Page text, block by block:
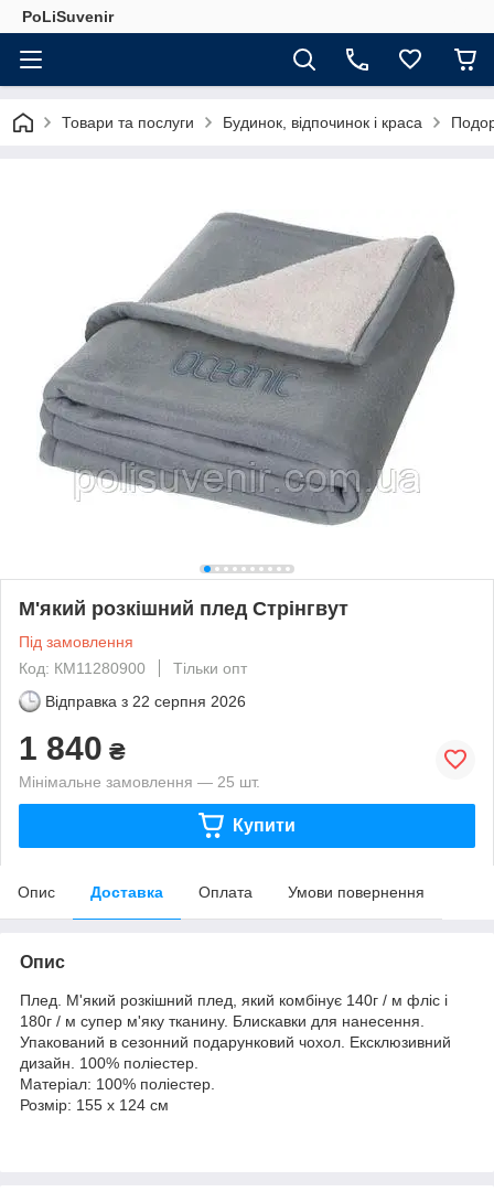
PoLiSuvenir
Товари та послуги Будинок, відпочинок і краса
М'який розкішний плед Стрінгвут
Під замовлення
Код: КМ11280900
Тільки опт
Відправка з 22 серпня 2026
1 840 ₴
Мінімальне замовлення — 25 шт.
Купити
Опис Доставка Оплата Умови повернення
Опис
Плед. М'який розкішний плед, який комбінує 140г / м фліс і
180г / м супер м'яку тканину. Блискавки для нанесення.
Упакований в сезонний подарунковий чохол. Ексклюзивний
дизайн. 100% поліестер.
Матеріал: 100% поліестер.
Розмір: 155 x 124 cм